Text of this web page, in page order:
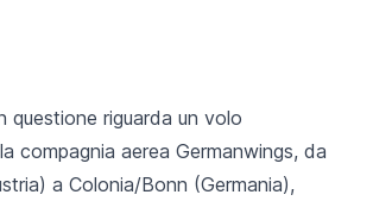
questione riguarda un volo
compagnia aerea Germanwings, da
a Colonia/Bonn (Germania),